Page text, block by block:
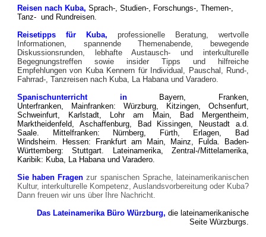
Reisen nach Kuba, Sprach-, Studien-, Forschungs-, Themen-,
Tanz- und Rundreisen.
Reisetipps für Kuba, professionelle
Beratung, wertvolle
Informationen, spannende Themenabende, bewegende
Diskussionsrunden, lebhafte Austausch- und interkulturelle
Begegnungstreffen sowie insider Tipps und hilfreiche
Empfehlungen von Kuba Kennern für Individual, Pauschal, Rund-,
Fahrrad-, Tanzreisen nach Kuba, La Habana und Varadero.
Spanischunterricht in Bayern, Franken,
Unterfranken, Mainfranken: Würzburg, Kitzingen, Ochsenfurt,
Schweinfurt, Karlstadt, Lohr am Main, Bad Mergentheim,
Marktheidenfeld, Aschaffenburg, Bad Kissingen, Neustadt a.d.
Saale. Mittelfranken: Nürnberg, Fürth, Erlagen, Bad
Windsheim. Hessen: Frankfurt am Main, Mainz, Fulda. Baden-
Württemberg: Stuttgart. Lateinamerika, Zentral-/Mittelamerika,
Karibik: Kuba, La Habana und Varadero.
Sie haben Fragen zur spanischen Sprache, lateinamerikanischen
Kultur, interkulturelle Kompetenz, Auslandsvorbereitung oder Kuba?
Dann freuen wir uns über Ihre Nachricht.
Das Lateinamerika Büro Würzburg,die lateinamerikanische
Seite Würzburgs.